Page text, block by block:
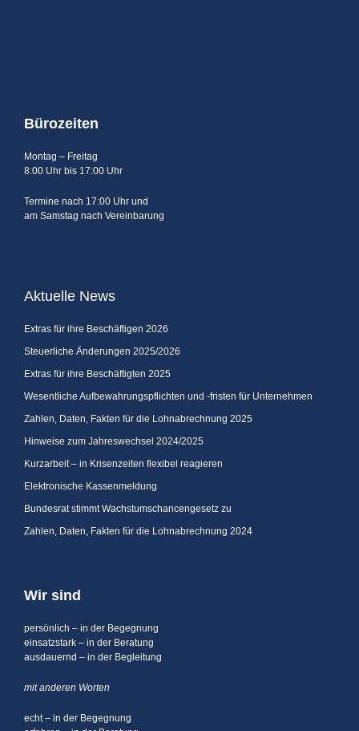
Bürozeiten
Montag – Freitag
8:00 Uhr bis 17:00 Uhr
Termine nach 17:00 Uhr und
am Samstag nach Vereinbarung
Aktuelle News
Extras für ihre Beschäftigen 2026
Steuerliche Änderungen 2025/2026
Extras für ihre Beschäftigten 2025
Wesentliche Aufbewahrungspflichten und -fristen für Unternehmen
Zahlen, Daten, Fakten für die Lohnabrechnung 2025
Hinweise zum Jahreswechsel 2024/2025
Kurzarbeit – in Krisenzeiten flexibel reagieren
Elektronische Kassenmeldung
Bundesrat stimmt Wachstumschancengesetz zu
Zahlen, Daten, Fakten für die Lohnabrechnung 2024
Wir sind
persönlich – in der Begegnung
einsatzstark – in der Beratung
ausdauernd – in der Begleitung
mit anderen Worten
echt – in der Begegnung